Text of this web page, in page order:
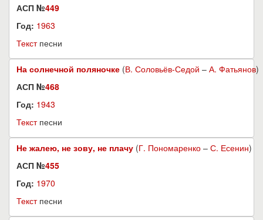
АСП №449
Год: 1963
Текстпесни
На солнечной поляночке (В. Соловьёв-Седой – А. Фатьянов)
АСП №468
Год: 1943
Текстпесни
Не жалею, не зову, не плачу (Г. Пономаренко – С. Есенин)
АСП №455
Год: 1970
Текстпесни